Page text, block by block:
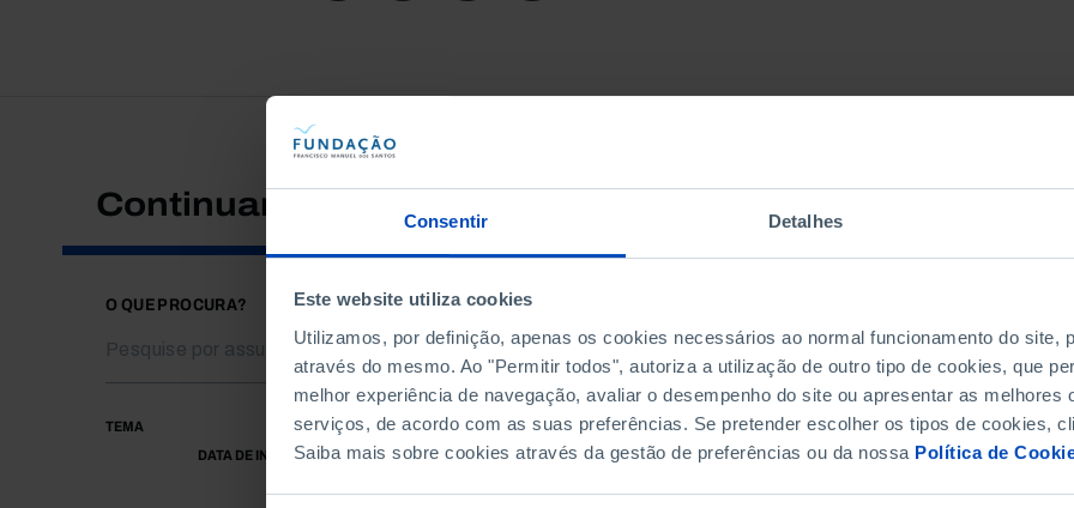
Consentir Detalhes
Este website utiliza cookies
Utilizamos, por definição, apenas os cookies necessários ao normal funcionamento do site,
através do mesmo. Ao "Permitir todos", autoriza a utilização de outro tipo de cookies, que
melhor experiência de navegação, avaliar o desempenho do site ou apresentar as melhores
serviços, de acordo com as suas preferências. Se pretender escolher os tipos de cookies,
Saiba mais sobre cookies através da gestão de preferências ou da nossa Política de
Continuar a pesquisar
O QUE PROCURA?
TEMA
DATA DE INÍCIO
DATA DE FIM